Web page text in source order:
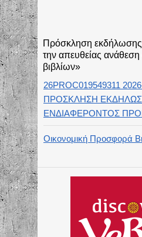
Πρόσκληση εκδήλωσης
την απευθείας
βιβλίων»
26PROC019549311
ΠΡΟΣΚΛΗΣΗ
ΕΝΔΙΑΦΕΡΟΝΤΟΣ
Οικονομική Προσφορά